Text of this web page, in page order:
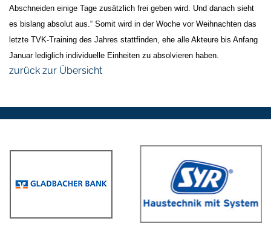
Abschneiden einige Tage zusätzlich frei geben wird. Und danach sieht
es bislang absolut aus.“ Somit wird in der Woche vor Weihnachten das
letzte TVK-Training des Jahres stattfinden, ehe alle Akteure bis Anfang
Januar lediglich individuelle Einheiten zu absolvieren haben.
zurück zur Übersicht